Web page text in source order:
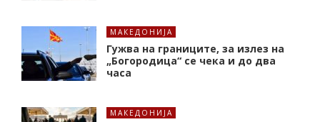
МАКЕДОНИЈА
Гужва на границите, за излез на
„Богородица“ се чека и до два
часа
МАКЕДОНИЈА